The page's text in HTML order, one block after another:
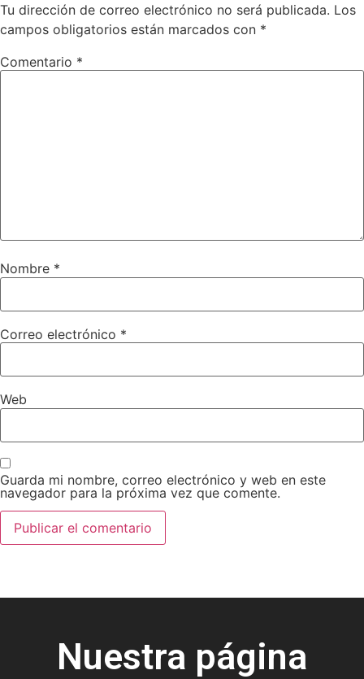
Tu dirección de correo electrónico no será publicada. Los
campos obligatorios están marcados con *
Comentario *
Nombre *
Correo electrónico *
Web
Guarda mi nombre, correo electrónico y web en este
navegador para la próxima vez que comente.
Nuestra página